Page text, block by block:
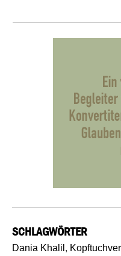
SCHLAGWÖRTER
Dania Khalil ,